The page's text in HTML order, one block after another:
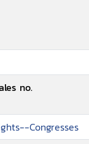
no.
Congresses